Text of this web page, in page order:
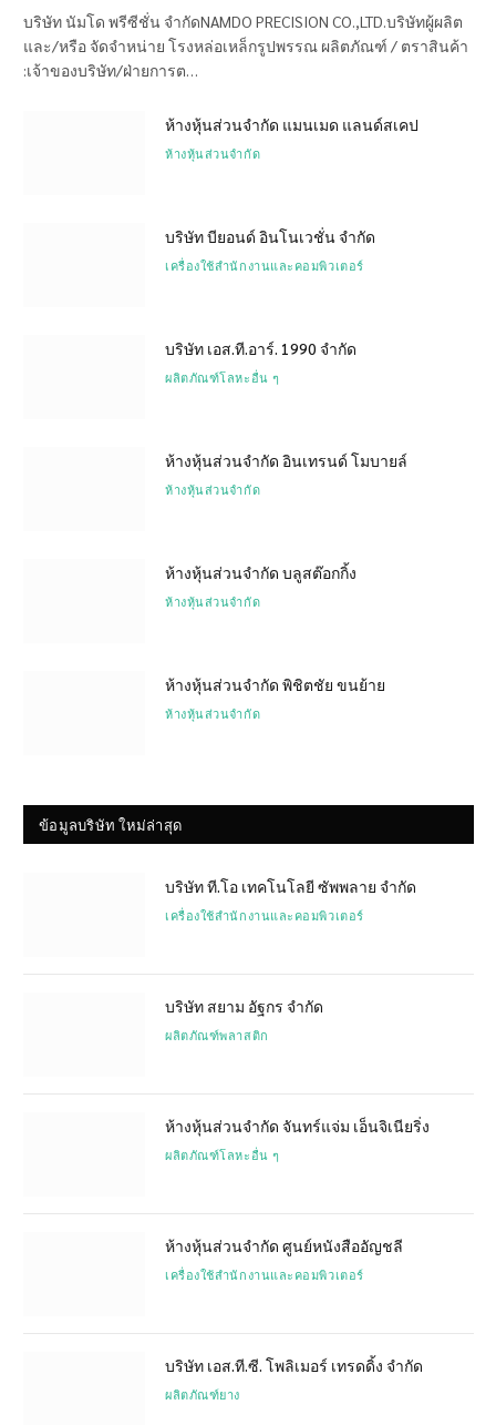
บริษัท นัมโด พรีซีชั่น จำกัดNAMDO PRECISION CO.,LTD.บริษัทผู้ผลิต
และ/หรือ จัดจำหน่าย โรงหล่อเหล็กรูปพรรณ ผลิตภัณฑ์ / ตราสินค้า
:เจ้าของบริษัท/ฝ่ายการต…
ห้างหุ้นส่วนจำกัด แมนเมด แลนด์สเคป
ห้างหุ้นส่วนจำกัด
บริษัท บียอนด์ อินโนเวชั่น จำกัด
เครื่องใช้สำนักงานและคอมพิวเตอร์
บริษัท เอส.ที.อาร์. 1990 จำกัด
ผลิตภัณฑ์โลหะอื่น ๆ
ห้างหุ้นส่วนจำกัด อินเทรนด์ โมบายล์
ห้างหุ้นส่วนจำกัด
ห้างหุ้นส่วนจำกัด บลูสต๊อกกิ้ง
ห้างหุ้นส่วนจำกัด
ห้างหุ้นส่วนจำกัด พิชิตชัย ขนย้าย
ห้างหุ้นส่วนจำกัด
ข้อมูลบริษัท ใหม่ล่าสุด
บริษัท ที.โอ เทคโนโลยี ซัพพลาย จำกัด
เครื่องใช้สำนักงานและคอมพิวเตอร์
บริษัท สยาม อัฐกร จำกัด
ผลิตภัณฑ์พลาสติก
ห้างหุ้นส่วนจำกัด จันทร์แจ่ม เอ็นจิเนียริ่ง
ผลิตภัณฑ์โลหะอื่น ๆ
ห้างหุ้นส่วนจำกัด ศูนย์หนังสืออัญชลี
เครื่องใช้สำนักงานและคอมพิวเตอร์
บริษัท เอส.ที.ซี. โพลิเมอร์ เทรดดิ้ง จำกัด
ผลิตภัณฑ์ยาง